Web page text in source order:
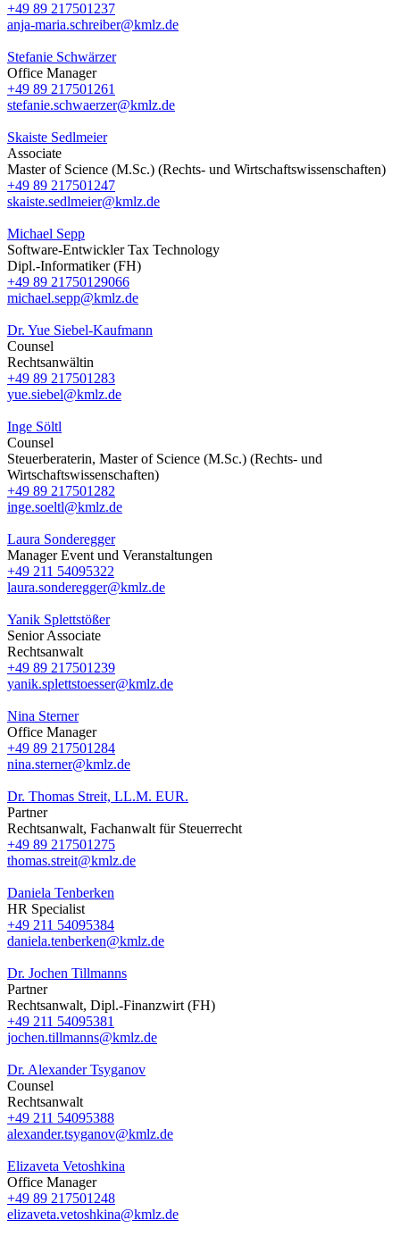
+49 89 217501237
anja-maria.schreiber@kmlz.de
Stefanie Schwärzer
Office Manager
+49 89 217501261
stefanie.schwaerzer@kmlz.de
Skaiste Sedlmeier
Associate
Master of Science (M.Sc.) (Rechts- und Wirtschaftswissenschaften)
+49 89 217501247
skaiste.sedlmeier@kmlz.de
Michael Sepp
Software-Entwickler Tax Technology
Dipl.-Informatiker (FH)
+49 89 21750129066
michael.sepp@kmlz.de
Dr. Yue Siebel-Kaufmann
Counsel
Rechtsanwältin
+49 89 217501283
yue.siebel@kmlz.de
Inge Söltl
Counsel
Steuerberaterin, Master of Science (M.Sc.) (Rechts- und
Wirtschaftswissenschaften)
+49 89 217501282
inge.soeltl@kmlz.de
Laura Sonderegger
Manager Event und Veranstaltungen
+49 211 54095322
laura.sonderegger@kmlz.de
Yanik Splettstößer
Senior Associate
Rechtsanwalt
+49 89 217501239
yanik.splettstoesser@kmlz.de
Nina Sterner
Office Manager
+49 89 217501284
nina.sterner@kmlz.de
Dr. Thomas Streit, LL.M. EUR.
Partner
Rechtsanwalt, Fachanwalt für Steuerrecht
+49 89 217501275
thomas.streit@kmlz.de
Daniela Tenberken
HR Specialist
+49 211 54095384
daniela.tenberken@kmlz.de
Dr. Jochen Tillmanns
Partner
Rechtsanwalt, Dipl.-Finanzwirt (FH)
+49 211 54095381
jochen.tillmanns@kmlz.de
Dr. Alexander Tsyganov
Counsel
Rechtsanwalt
+49 211 54095388
alexander.tsyganov@kmlz.de
Elizaveta Vetoshkina
Office Manager
+49 89 217501248
elizaveta.vetoshkina@kmlz.de